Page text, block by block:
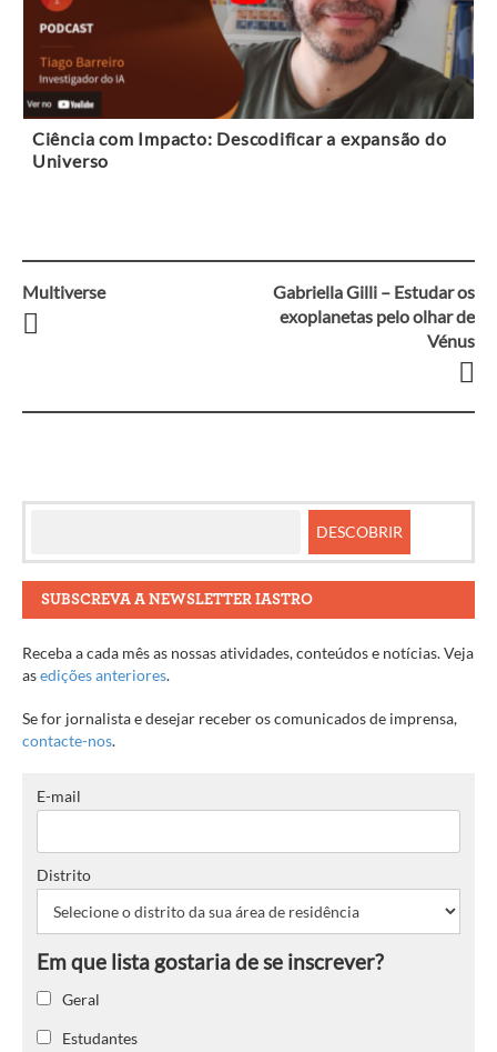
Ciência com Impacto: Descodificar a expansão do
Universo
Navegação
Multiverse
Gabriella Gilli – Estudar os
exoplanetas pelo olhar de
Vénus
SUBSCREVA A NEWSLETTER IASTRO
Receba a cada mês as nossas atividades, conteúdos e notícias. Veja
asedições anteriores.
Se for jornalista e desejar receber os comunicados de imprensa,
contacte-nos.
E-mail
Distrito
Geral
Estudantes